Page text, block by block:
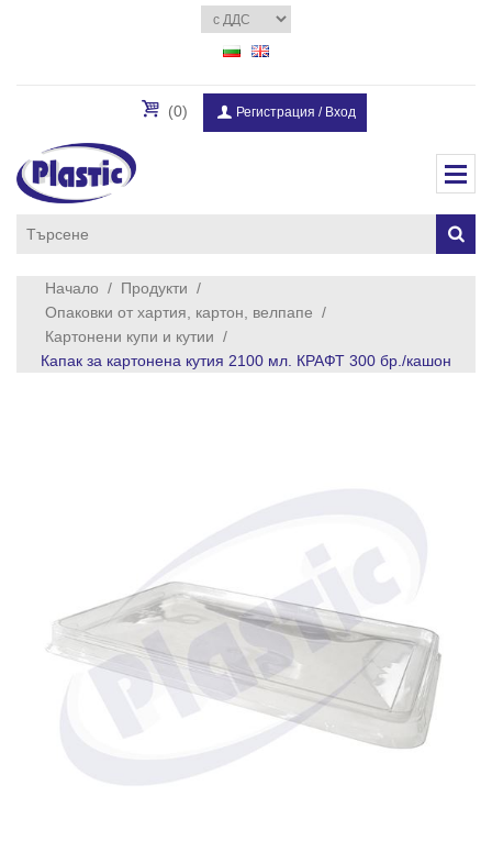
(0) Регистрация / Вход
Начало / Продукти /
Опаковки от хартия, картон, велпапе /
Картонени купи и кутии /
Капак за картонена кутия 2100 мл. КРАФТ 300 бр./кашон